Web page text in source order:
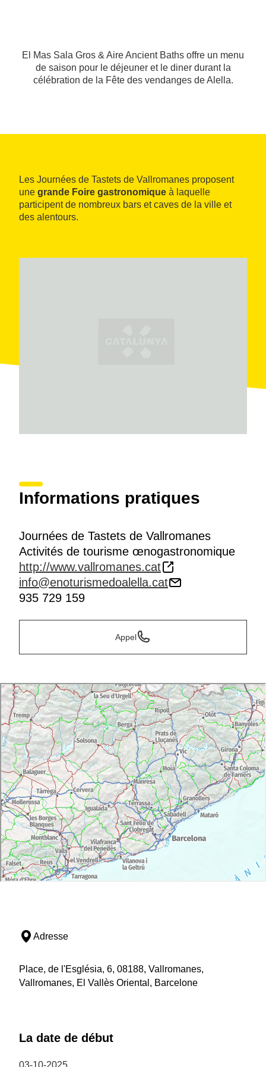
El Mas Sala Gros & Aire Ancient Baths offre un menu
de saison pour le déjeuner et le diner durant la
célébration de la Fête des vendanges de Alella.
Les Journées de Tastets de Vallromanes proposent
une grande Foire gastronomique à laquelle
participent de nombreux bars et caves de la ville et
des alentours.
Informations pratiques
Journées de Tastets de Vallromanes
Activités de tourisme œnogastronomique
http://www.vallromanes.cat
info@enoturismedoalella.cat
935 729 159
Appel
Adresse
Place, de l'Església, 6, 08188, Vallromanes,
Vallromanes, El Vallès Oriental, Barcelone
La date de début
03-10-2025